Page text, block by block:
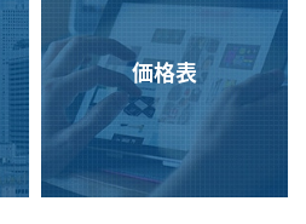
価格表